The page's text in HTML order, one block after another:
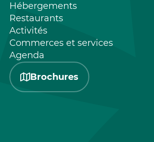
Hébergements
Restaurants
Activités
Commerces et services
Agenda
Brochures